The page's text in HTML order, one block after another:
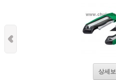
상세보